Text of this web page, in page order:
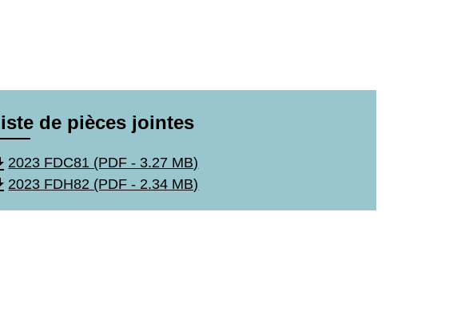
de pièces jointes
2023 FDC81 (PDF - 3.27 MB)
2023 FDH82 (PDF - 2.34 MB)